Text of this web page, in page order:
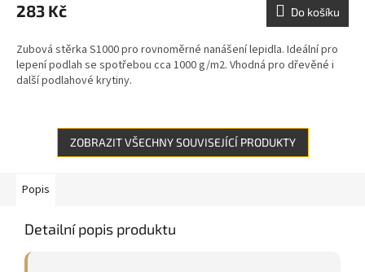
283 Kč Do košíku
Zubová stěrka S1000 pro rovnoměrné nanášení lepidla. Ideální pro
lepení podlah se spotřebou cca 1000 g/m2. Vhodná pro dřevěné i
další podlahové krytiny.
ZOBRAZIT VŠECHNY SOUVISEJÍCÍ PRODUKTY
Popis
Detailní popis produktu